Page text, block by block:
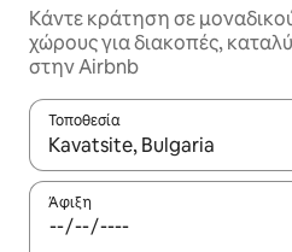
Κάντε κράτηση σε
χώρους για διακοπές,
στην Airbnb
Τοποθεσία
Όταν τα αποτελέσματα είναι
Άφιξη